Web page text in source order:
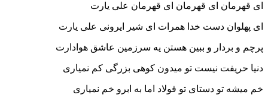
ای قهرمان ای قهرمان علی یارت
دست خدا همرات ای شیر ایرونی علی یارت
و ببین هستن یه سرزمین عاشق هوادارت
نیست تو میدون کوهی بزرگی کم نمیاری
دستای تو فولاد اما به ابرو خم نمیاری